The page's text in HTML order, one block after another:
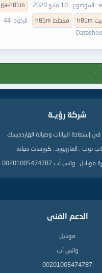
الموضوع 10 مايو 2020 ga-h81m
h81m مخطط h81m الردود: 44
شركة رؤيــة
إستعادة البيانات وصيانة الهاردديسك
توب ..المازربورد.. كورسات صيانة
..واتس آب 00201005474787
الدعم الفنى
موبايل
واتس آب
00201005474787